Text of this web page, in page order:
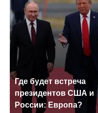
Где будет встреча
президентов США и
России: Европа?